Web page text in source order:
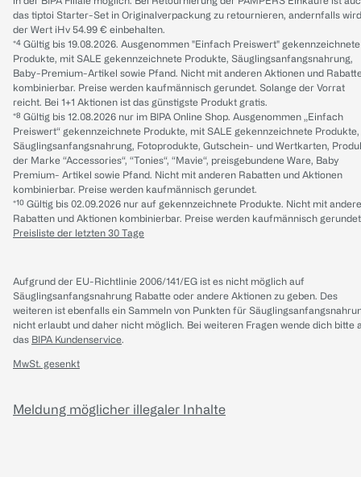
das tiptoi Starter-Set in Originalverpackung zu retournieren, andernfalls wird
der Wert iHv 54.99 € einbehalten.
*⁴ Gültig bis 19.08.2026. Ausgenommen "Einfach Preiswert" gekennzeichnete
Produkte, mit SALE gekennzeichnete Produkte, Säuglingsanfangsnahrung,
Baby-Premium-Artikel sowie Pfand. Nicht mit anderen Aktionen und
kombinierbar. Preise werden kaufmännisch gerundet. Solange der Vorrat
reicht. Bei 1+1 Aktionen ist das günstigste Produkt gratis.
*⁸ Gültig bis 12.08.2026 nur im BIPA Online Shop. Ausgenommen „Einfach
Preiswert“ gekennzeichnete Produkte, mit SALE gekennzeichnete Produkte,
Säuglingsanfangsnahrung, Fotoprodukte, Gutschein- und Wertkarten,
der Marke “Accessories“, “Tonies“, “Mavie“, preisgebundene Ware, Baby
Premium- Artikel sowie Pfand. Nicht mit anderen Rabatten und Aktionen
kombinierbar. Preise werden kaufmännisch gerundet.
*¹⁰ Gültig bis 02.09.2026 nur auf gekennzeichnete Produkte. Nicht mit
Rabatten und Aktionen kombinierbar. Preise werden kaufmännisch
Preisliste der letzten 30 Tage
Aufgrund der EU-Richtlinie 2006/141/EG ist es nicht möglich auf
Säuglingsanfangsnahrung Rabatte oder andere Aktionen zu geben. Des
weiteren ist ebenfalls ein Sammeln von Punkten für
nicht erlaubt und daher nicht möglich. Bei weiteren Fragen wende dich bitte
das BIPA Kundenservice.
MwSt. gesenkt
Meldung möglicher illegaler Inhalte